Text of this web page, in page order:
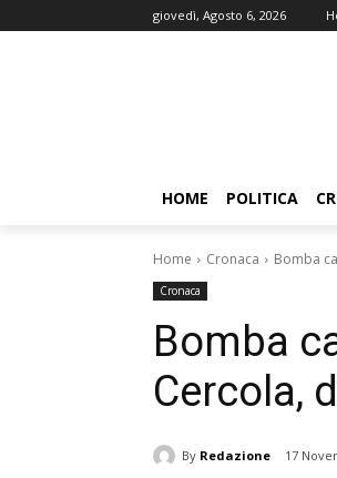
giovedì, Agosto 6, 2026
HOME POLITICA
Home Cronaca Bomba
Cronaca
Bomba
Cercola,
By Redazione 17